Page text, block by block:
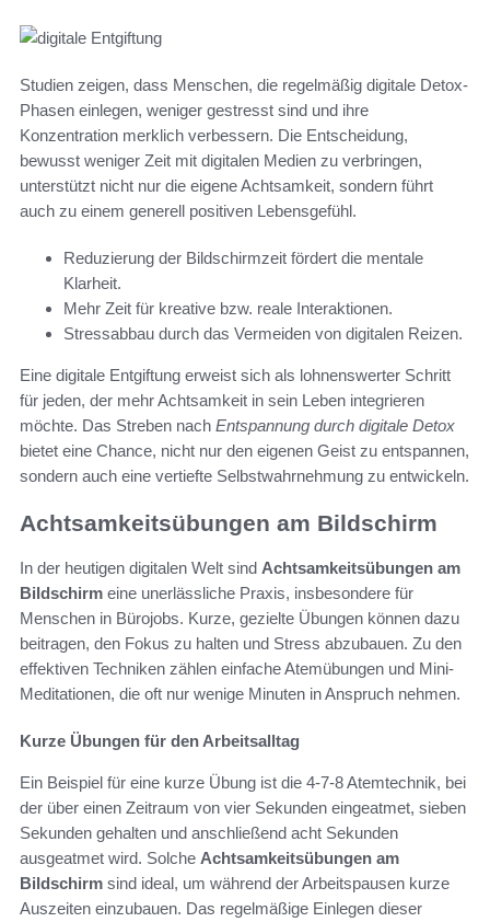
Studien zeigen, dass Menschen, die regelmäßig digitale Detox-
Phasen einlegen, weniger gestresst sind und ihre
Konzentration merklich verbessern. Die Entscheidung,
bewusst weniger Zeit mit digitalen Medien zu verbringen,
unterstützt nicht nur die eigene Achtsamkeit, sondern führt
auch zu einem generell positiven Lebensgefühl.
Reduzierung der Bildschirmzeit fördert die mentale
Klarheit.
Mehr Zeit für kreative bzw. reale Interaktionen.
Stressabbau durch das Vermeiden von digitalen Reizen.
Eine digitale Entgiftung erweist sich als lohnenswerter Schritt
für jeden, der mehr Achtsamkeit in sein Leben integrieren
möchte. Das Streben nach Entspannung durch digitale Detox
bietet eine Chance, nicht nur den eigenen Geist zu entspannen,
sondern auch eine vertiefte Selbstwahrnehmung zu entwickeln.
Achtsamkeitsübungen am Bildschirm
In der heutigen digitalen Welt sind Achtsamkeitsübungen am
Bildschirm eine unerlässliche Praxis, insbesondere für
Menschen in Bürojobs. Kurze, gezielte Übungen können dazu
beitragen, den Fokus zu halten und Stress abzubauen. Zu den
effektiven Techniken zählen einfache Atemübungen und Mini-
Meditationen, die oft nur wenige Minuten in Anspruch nehmen.
Kurze Übungen für den Arbeitsalltag
Ein Beispiel für eine kurze Übung ist die 4-7-8 Atemtechnik, bei
der über einen Zeitraum von vier Sekunden eingeatmet, sieben
Sekunden gehalten und anschließend acht Sekunden
ausgeatmet wird. Solche Achtsamkeitsübungen am
Bildschirm sind ideal, um während der Arbeitspausen kurze
Auszeiten einzubauen. Das regelmäßige Einlegen dieser